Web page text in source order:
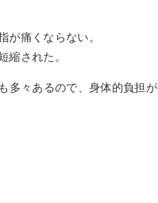
が痛くならない。
縮された。
多々あるので、身体的負担が